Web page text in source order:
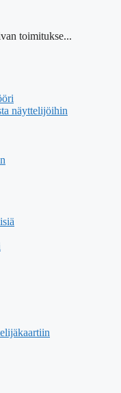
toimitukse...
näyttelijöihin